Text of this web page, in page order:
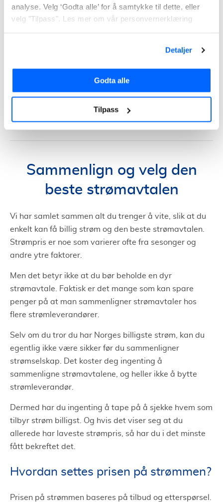
analyse. Velg ‘Godta alle’ for å samtykke til dette, eller
velg "Tilpass". Les mer om vår personvernerklæring
Detaljer
Godta alle
Tilpass
Sammenlign og velg den
beste strømavtalen
Vi har samlet sammen alt du trenger å vite, slik at du
enkelt kan få billig strøm og den beste strømavtalen.
Strømpris er noe som varierer ofte fra sesonger og
andre ytre faktorer.
Men det betyr ikke at du bør beholde en dyr
strømavtale. Faktisk er det mange som kan spare
penger på at man sammenligner strømavtaler hos
flere strømleverandører.
Selv om du tror du har Norges billigste strøm, kan du
egentlig ikke være sikker før du sammenligner
strømselskap. Det koster deg ingenting å
sammenligne strømavtalene, og heller ikke å bytte
strømleverandør.
Dermed har du ingenting å tape på å sjekke hvem som
tilbyr strøm billigst. Og hvis det viser seg at du
allerede har laveste strømpris, så har du i det minste
fått bekreftet det.
Hvordan settes prisen på strømmen?
Prisen på strømmen baseres på tilbud og etterspørsel.
INNHOLDSFORTEGNELSE
Nettleie kommer du ikke unna
Hvilken strømavtale bør du velge?
Hvordan velge strømleverandør?